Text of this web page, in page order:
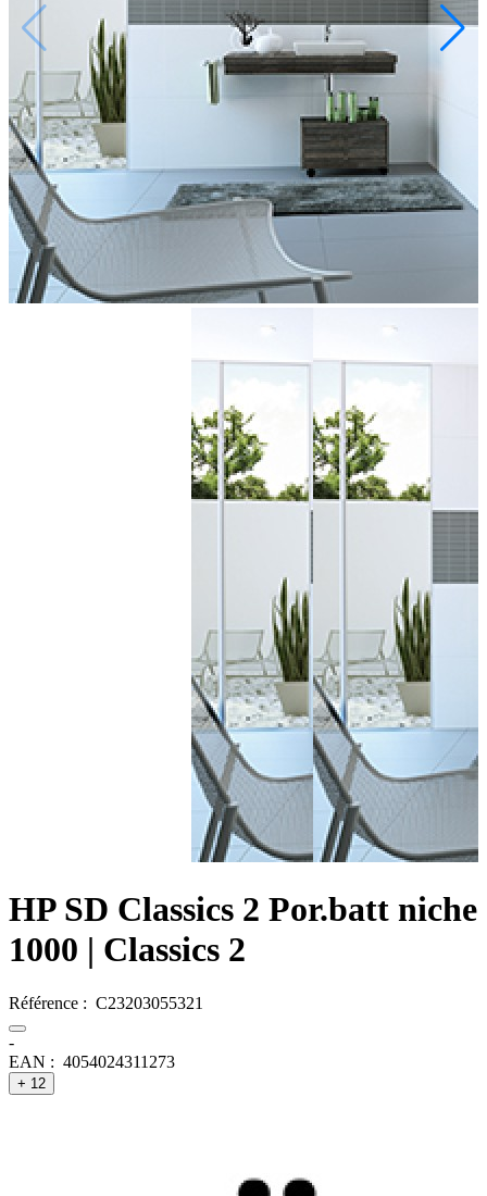
HP SD Classics 2 Por.batt niche
1000 | Classics 2
Référence : C23203055321
-
EAN : 4054024311273
+ 12